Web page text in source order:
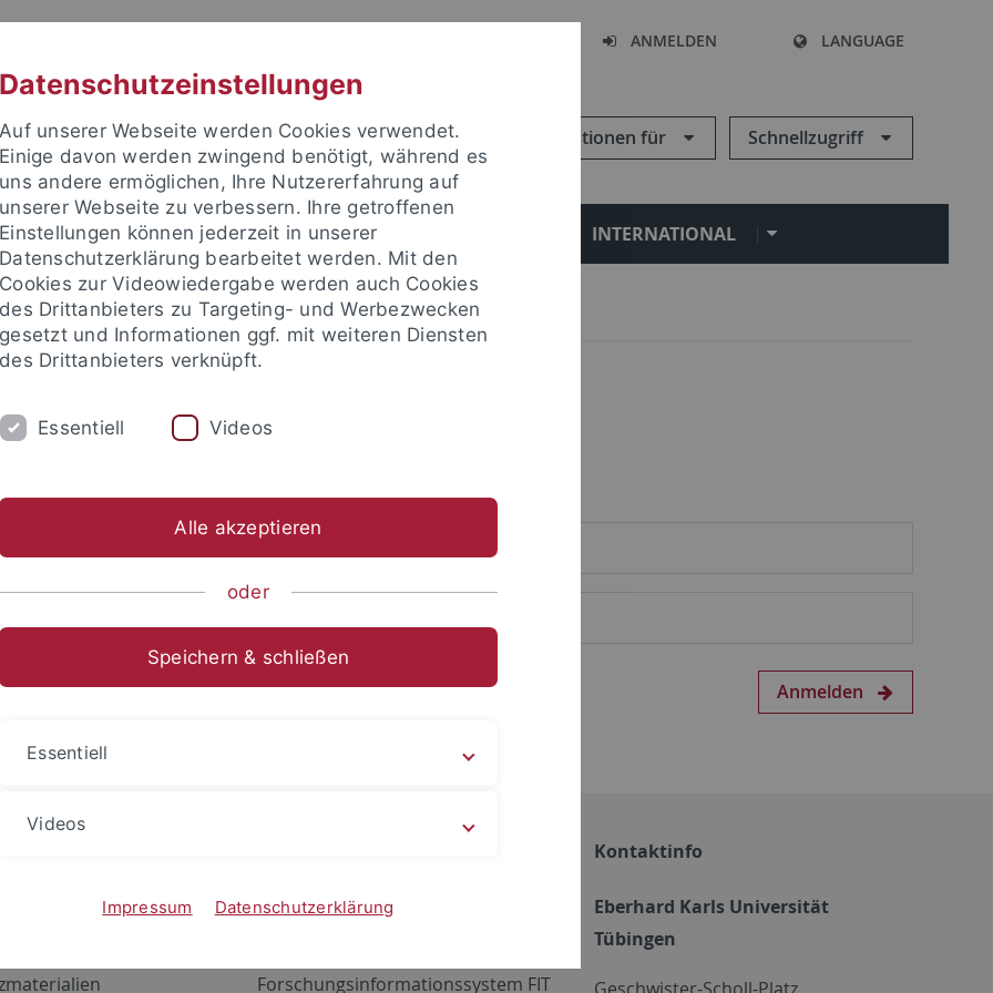
ANMELDEN LANGUAGE
Informationen für Schnellzugriff
FORSCHUNG EINRICHTUNGEN INTERNATIONAL
um sich anzumelden:
Anmelden
Netzwerk
ALMA
Forschungsinformationssystem FIT
Kontaktinfo
Eberhard Karls Universität
Tübingen
Datenschutzeinstellungen
Auf unserer Webseite werden Cookies verwendet.
Einige davon werden zwingend benötigt, während es
uns andere ermöglichen, Ihre Nutzererfahrung auf
unserer Webseite zu verbessern. Ihre getroffenen
Einstellungen können jederzeit in unserer
Datenschutzerklärung bearbeitet werden. Mit den
Cookies zur Videowiedergabe werden auch Cookies
des Drittanbieters zu Targeting- und Werbezwecken
gesetzt und Informationen ggf. mit weiteren Diensten
des Drittanbieters verknüpft.
Essentiell Videos
Alle akzeptieren
oder
Speichern & schließen
Essentiell
Videos
Impressum Datenschutzerklärung